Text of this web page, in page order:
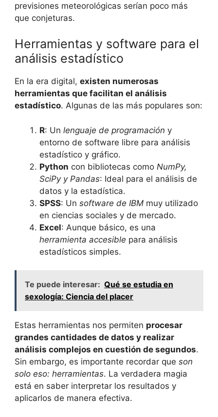
previsiones meteorológicas serían poco más
que conjeturas.
Herramientas y software para el
análisis estadístico
En la era digital, existen numerosas
herramientas que facilitan el análisis
estadístico. Algunas de las más populares son:
R: Un lenguaje de programación y
entorno de software libre para análisis
estadístico y gráfico.
Python con bibliotecas como NumPy,
SciPy y Pandas: Ideal para el análisis de
datos y la estadística.
SPSS: Un software de IBM muy utilizado
en ciencias sociales y de mercado.
Excel: Aunque básico, es una
herramienta accesible para análisis
estadísticos simples.
Te puede interesar: Qué se estudia en
sexología: Ciencia del placer
Estas herramientas nos permiten procesar
grandes cantidades de datos y realizar
análisis complejos en cuestión de segundos.
Sin embargo, es importante recordar que son
solo eso: herramientas. La verdadera magia
está en saber interpretar los resultados y
aplicarlos de manera efectiva.